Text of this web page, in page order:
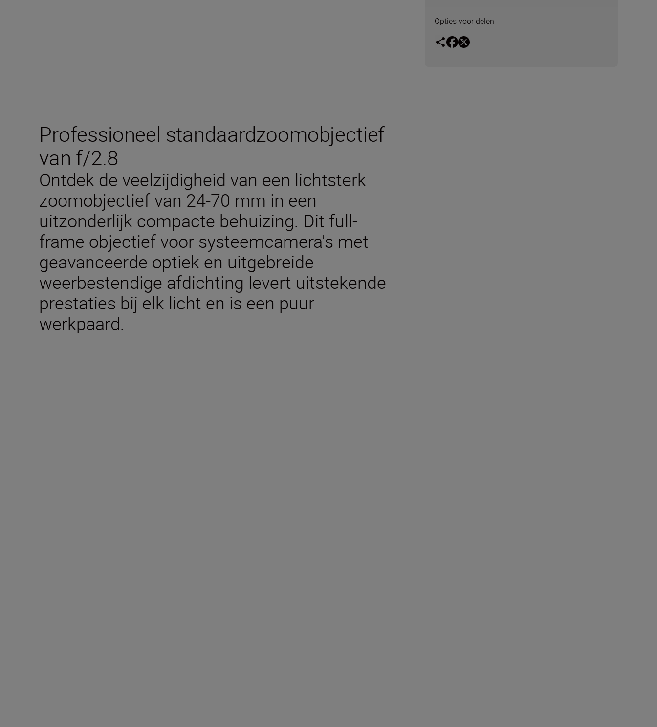
Opties voor delen
Professioneel standaardzoomobjectief
van f/2.8
Ontdek de veelzijdigheid van een lichtsterk
zoomobjectief van 24-70 mm in een
uitzonderlijk compacte behuizing. Dit full-
frame objectief voor systeemcamera's met
geavanceerde optiek en uitgebreide
weerbestendige afdichting levert uitstekende
prestaties bij elk licht en is een puur
werkpaard.